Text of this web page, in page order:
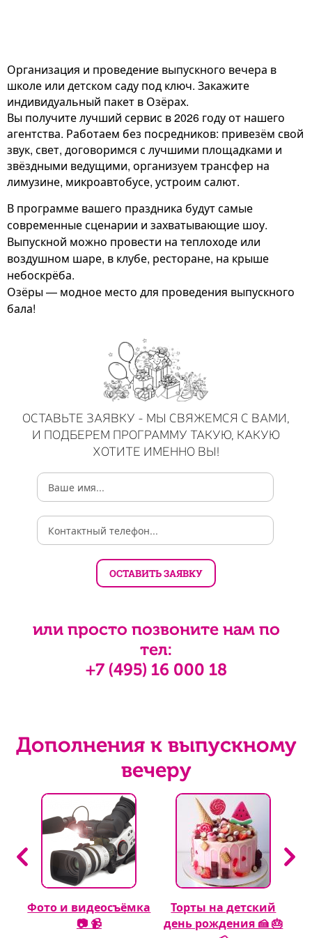
Организация и проведение выпускного вечера в
школе или детском саду под ключ. Закажите
индивидуальный пакет в Озёрах.
Вы получите лучший сервис в 2026 году от нашего
агентства. Работаем без посредников: привезём свой
звук, свет, договоримся с лучшими площадками и
звёздными ведущими, организуем трансфер на
лимузине, микроавтобусе, устроим салют.
В программе вашего праздника будут самые
современные сценарии и захватывающие шоу.
Выпускной можно провести на теплоходе или
воздушном шаре, в клубе, ресторане, на крыше
небоскрёба.
Озёры — модное место для проведения выпускного
бала!
ОСТАВЬТЕ ЗАЯВКУ - МЫ СВЯЖЕМСЯ С ВАМИ,
И ПОДБЕРЕМ ПРОГРАММУ ТАКУЮ, КАКУЮ
ХОТИТЕ ИМЕННО ВЫ!
или просто позвоните нам по
тел:
+7 (495) 16 000 18
Дополнения к выпускному
вечеру
Фото и видеосъёмка
📷 📹
Торты на детский
день рождения 🍰 🎂